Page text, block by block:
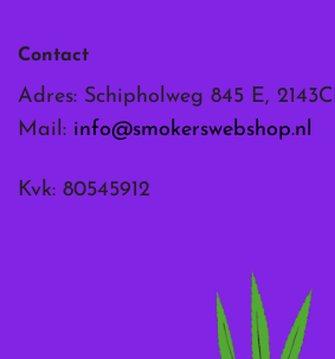
Contact
Adres: Schipholweg 845 E,
Mail: info@smokerswebshop.nl
Kvk: 80545912